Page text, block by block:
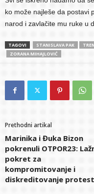
ko može najleše da postavi
narod i zavlačite mu ruke u
TAGOVI STANISLAVA PAK
ZORANA MIHAJLOVIĆ
Prethodni artikal
Marinika i Đuka Bizon
pokrenuli OTPOR23:
pokret za
kompromitovanje i
diskreditovanje